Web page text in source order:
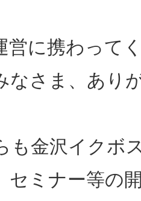
営に携わって
なさま、あり
も金沢イクボ
セミナー等の